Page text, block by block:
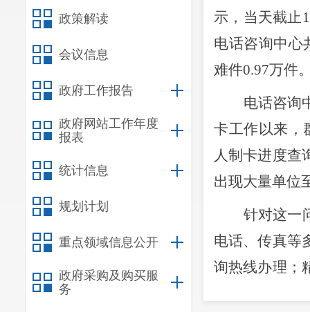
政策解读
会议信息
政府工作报告
政府网站工作年度
报表
统计信息
规划计划
重点领域信息公开
政府采购及购买服
务
示，当天截止
电话咨询中心
难件0.97万件
电话咨询
卡工作以来，
人制卡进度查
出现大量单位
针对这一
电话、传真等
询热线办理；